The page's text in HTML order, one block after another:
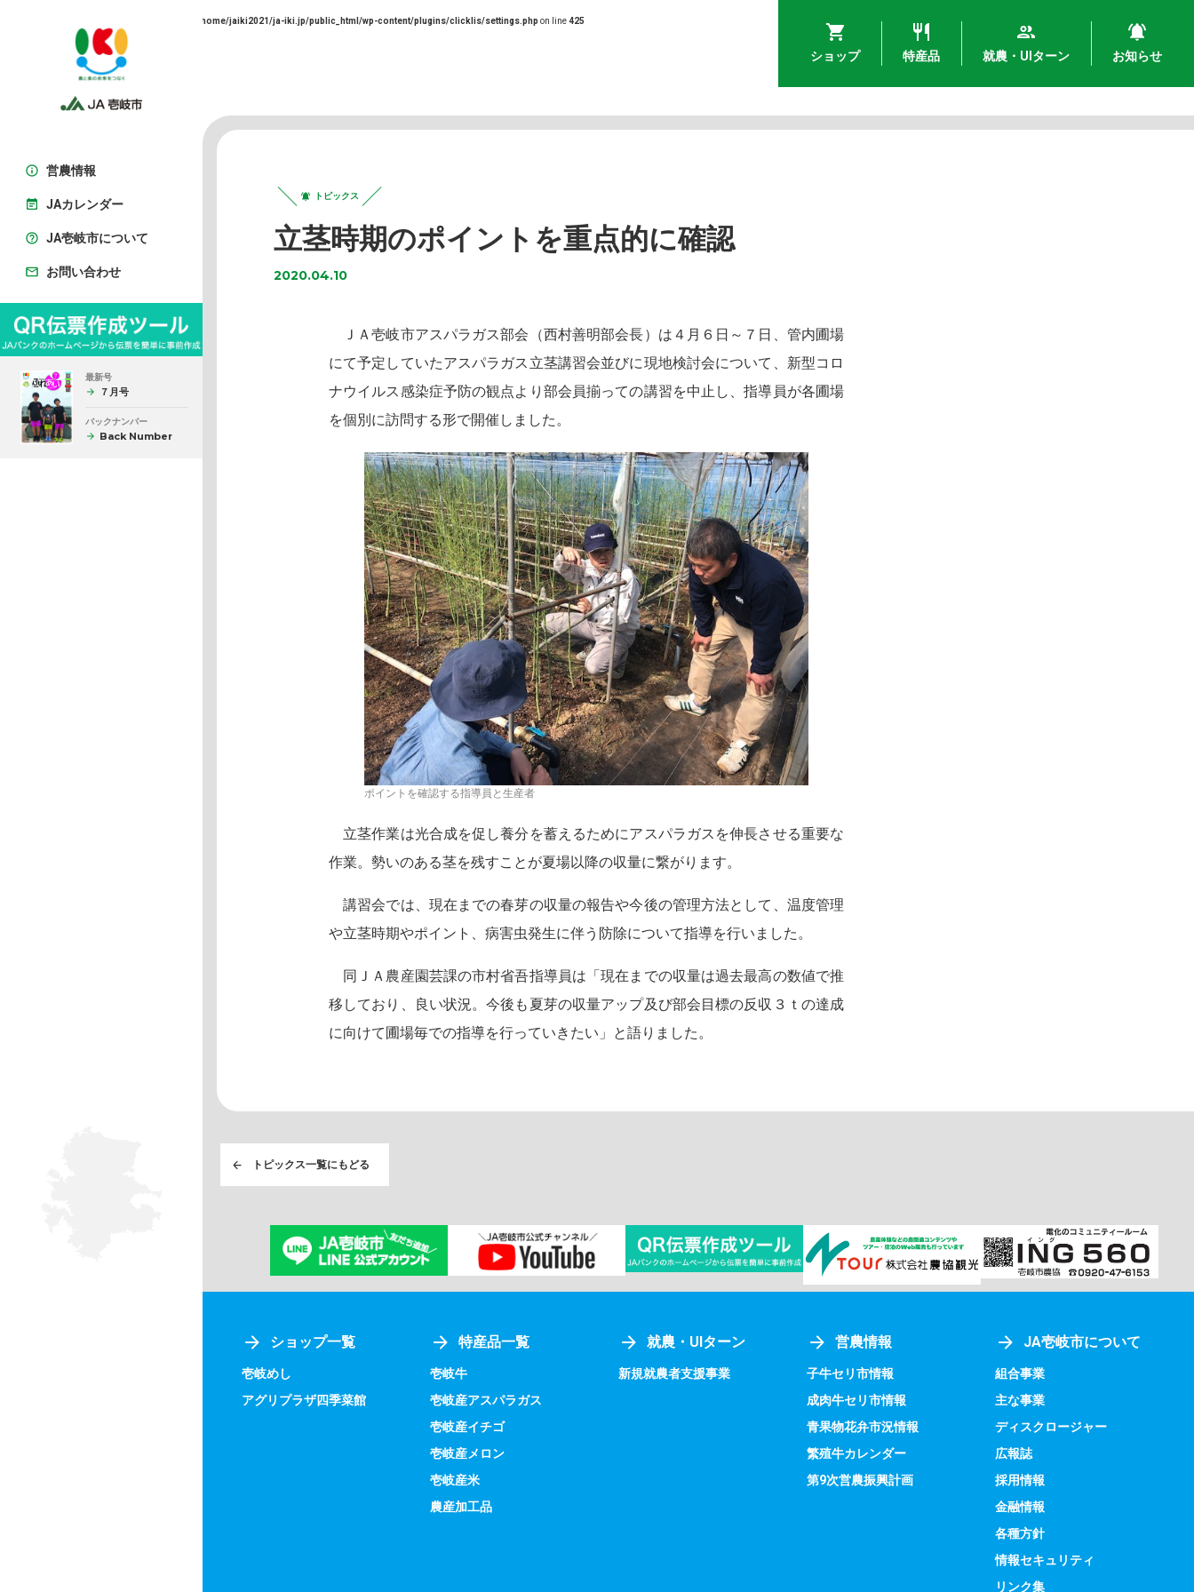
/home/jaiki2021/ja-iki.jp/public_html/wp-content/plugins/clicklis/settings.php on line425
営農情報
JAカレンダー
JA壱岐市について
お問い合わせ
最新号
７月号
バックナンバー
Back Number
ショップ 特産品 就農・UIターン お知らせ
トピックス
立茎時期のポイントを重点的に確認
2020.04.10
ＪＡ壱岐市アスパラガス部会（西村善明部会長）は４月６日～７日、管内圃場
にて予定していたアスパラガス立茎講習会並びに現地検討会について、新型コロ
ナウイルス感染症予防の観点より部会員揃っての講習を中止し、指導員が各圃場
を個別に訪問する形で開催しました。
ポイントを確認する指導員と生産者
立茎作業は光合成を促し養分を蓄えるためにアスパラガスを伸長させる重要な
作業。勢いのある茎を残すことが夏場以降の収量に繋がります。
講習会では、現在までの春芽の収量の報告や今後の管理方法として、温度管理
や立茎時期やポイント、病害虫発生に伴う防除について指導を行いました。
同ＪＡ農産園芸課の市村省吾指導員は「現在までの収量は過去最高の数値で推
移しており、良い状況。今後も夏芽の収量アップ及び部会目標の反収３ｔの達成
に向けて圃場毎での指導を行っていきたい」と語りました。
トピックス一覧にもどる
ショップ一覧
壱岐めし
アグリプラザ四季菜館
特産品一覧
壱岐牛
壱岐産アスパラガス
壱岐産イチゴ
壱岐産メロン
壱岐産米
農産加工品
就農・UIターン
新規就農者支援事業
営農情報
子牛セリ市情報
成肉牛セリ市情報
青果物花弁市況情報
繁殖牛カレンダー
第9次営農振興計画
JA壱岐市について
組合事業
主な事業
ディスクロージャー
広報誌
採用情報
金融情報
各種方針
情報セキュリティ
リンク集